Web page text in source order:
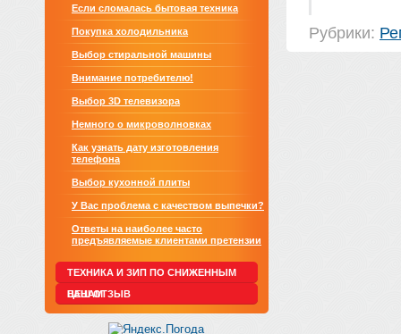
Если сломалась бытовая техника
Покупка холодильника
Выбор стиральной машины
Внимание потребителю!
Выбор 3D телевизора
Немного о микроволновках
Как узнать дату изготовления
телефона
Выбор кухонной плиты
У Вас проблема с качеством выпечки?
Ответы на наиболее часто
предъявляемые клиентами претензии
ТЕХНИКА И ЗИП ПО СНИЖЕННЫМ
ЦЕНАМ
ВАШ ОТЗЫВ
Рубрики: